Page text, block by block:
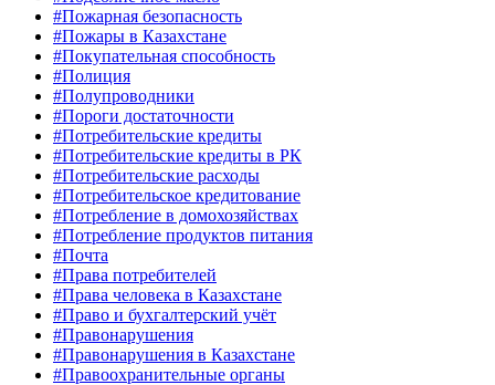
#Пожарная безопасность
#Пожары в Казахстане
#Покупательная способность
#Полиция
#Полупроводники
#Пороги достаточности
#Потребительские кредиты
#Потребительские кредиты в РК
#Потребительские расходы
#Потребительское кредитование
#Потребление в домохозяйствах
#Потребление продуктов питания
#Почта
#Права потребителей
#Права человека в Казахстане
#Право и бухгалтерский учёт
#Правонарушения
#Правонарушения в Казахстане
#Правоохранительные органы